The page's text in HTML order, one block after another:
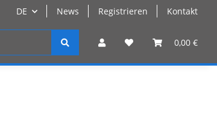
DE News Registrieren Kontakt
0,00 €